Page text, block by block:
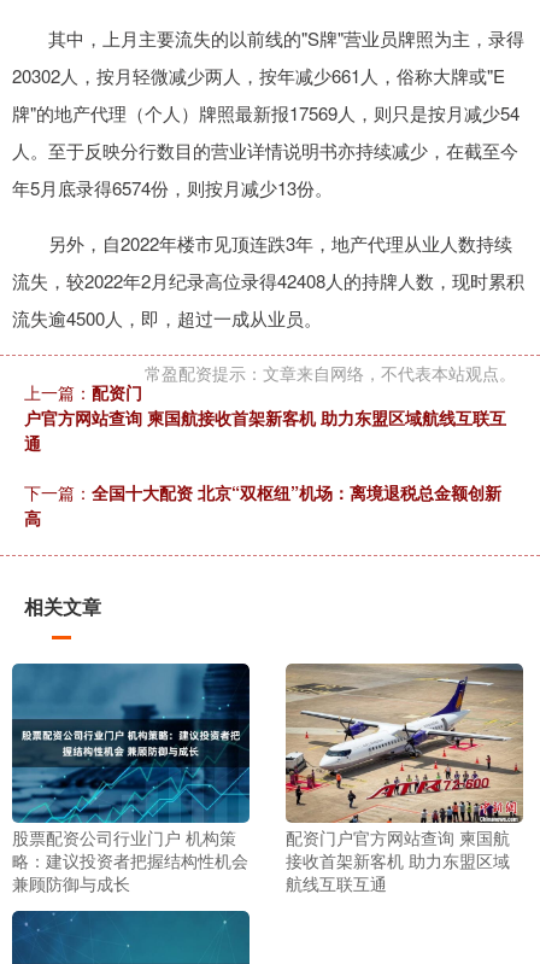
其中，上月主要流失的以前线的"S牌"营业员牌照为主，录得
20302人，按月轻微减少两人，按年减少661人，俗称大牌或"E
牌"的地产代理（个人）牌照最新报17569人，则只是按月减少54
人。至于反映分行数目的营业详情说明书亦持续减少，在截至今
年5月底录得6574份，则按月减少13份。
另外，自2022年楼市见顶连跌3年，地产代理从业人数持续
流失，较2022年2月纪录高位录得42408人的持牌人数，现时累积
流失逾4500人，即，超过一成从业员。
常盈配资提示：文章来自网络，不代表本站观点。
上一篇： 配资门
户官方网站查询 柬国航接收首架新客机 助力东盟区域航线互联互
通
下一篇： 全国十大配资 北京“双枢纽”机场：离境退税总金额创新
高
相关文章
股票配资公司行业门户 机构策
略：建议投资者把握结构性机会
兼顾防御与成长
配资门户官方网站查询 柬国航
接收首架新客机 助力东盟区域
航线互联互通